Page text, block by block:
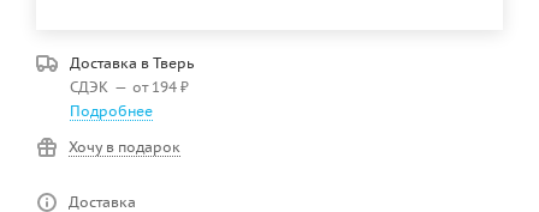
Доставка в Тверь
СДЭК — от 194 ₽
Подробнее
Хочу в подарок
Доставка